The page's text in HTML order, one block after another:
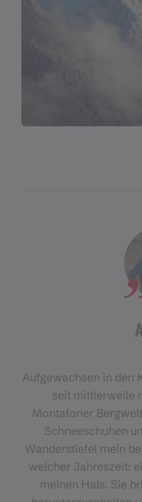
Aufgewachsen in den
seit mittlerweile
Montafoner
Schneeschuhen
Wanderstiefel mein
welcher Jahreszeit:
meinen Hals. Sie